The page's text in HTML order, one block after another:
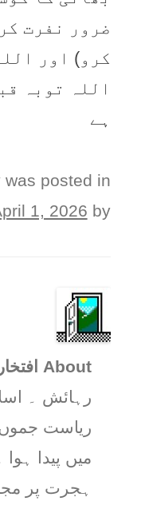
ضرور نفرت
کرو) اور
اللہ توبہ
ہے
was posted in
1, 2026 by
About افتخار اجمل بھوپال
رہائش ۔
ریاست
میں پیدا ہوا
ہجرت پر